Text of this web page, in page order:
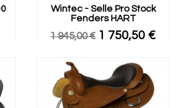
Wintec - Selle Pro Stock
Fenders HART
1 945,00 € 1 750,50 €